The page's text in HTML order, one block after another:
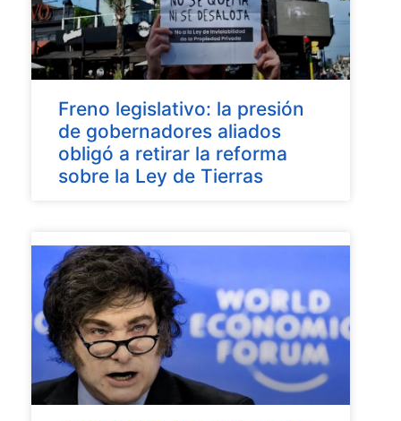
Freno legislativo: la presión
de gobernadores aliados
obligó a retirar la reforma
sobre la Ley de Tierras